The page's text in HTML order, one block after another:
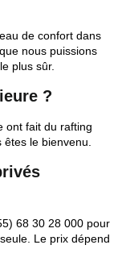
de confort dans
nous puissions
plus sûr.
?
ont fait du rafting
le bienvenu.
68 30 28 000 pour
Le prix dépend